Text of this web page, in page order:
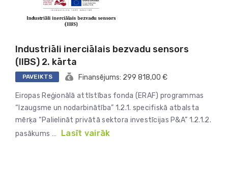
Industriāli inerciālais bezvadu sensors
(IIBS) 2. kārta
PAVEIKTS Finansējums: 299 818,00 €
Eiropas Reģionālā attīstības fonda (ERAF) programmas
“Izaugsme un nodarbinātība” 1.2.1. specifiskā atbalsta
mērķa “Palielināt privātā sektora investīcijas P&A” 1.2.1.2.
pasākums …
Lasīt vairāk